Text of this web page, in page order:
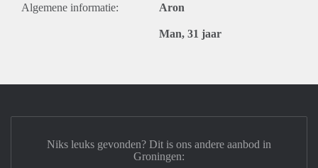
Algemene informatie: Aron
Man, 31 jaar
Niks leuks gevonden? Dit is ons andere aanbod in
Groningen: